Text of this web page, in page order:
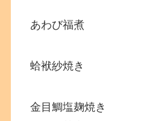
あわび福煮
蛤袱紗焼き
金目鯛塩麹焼き